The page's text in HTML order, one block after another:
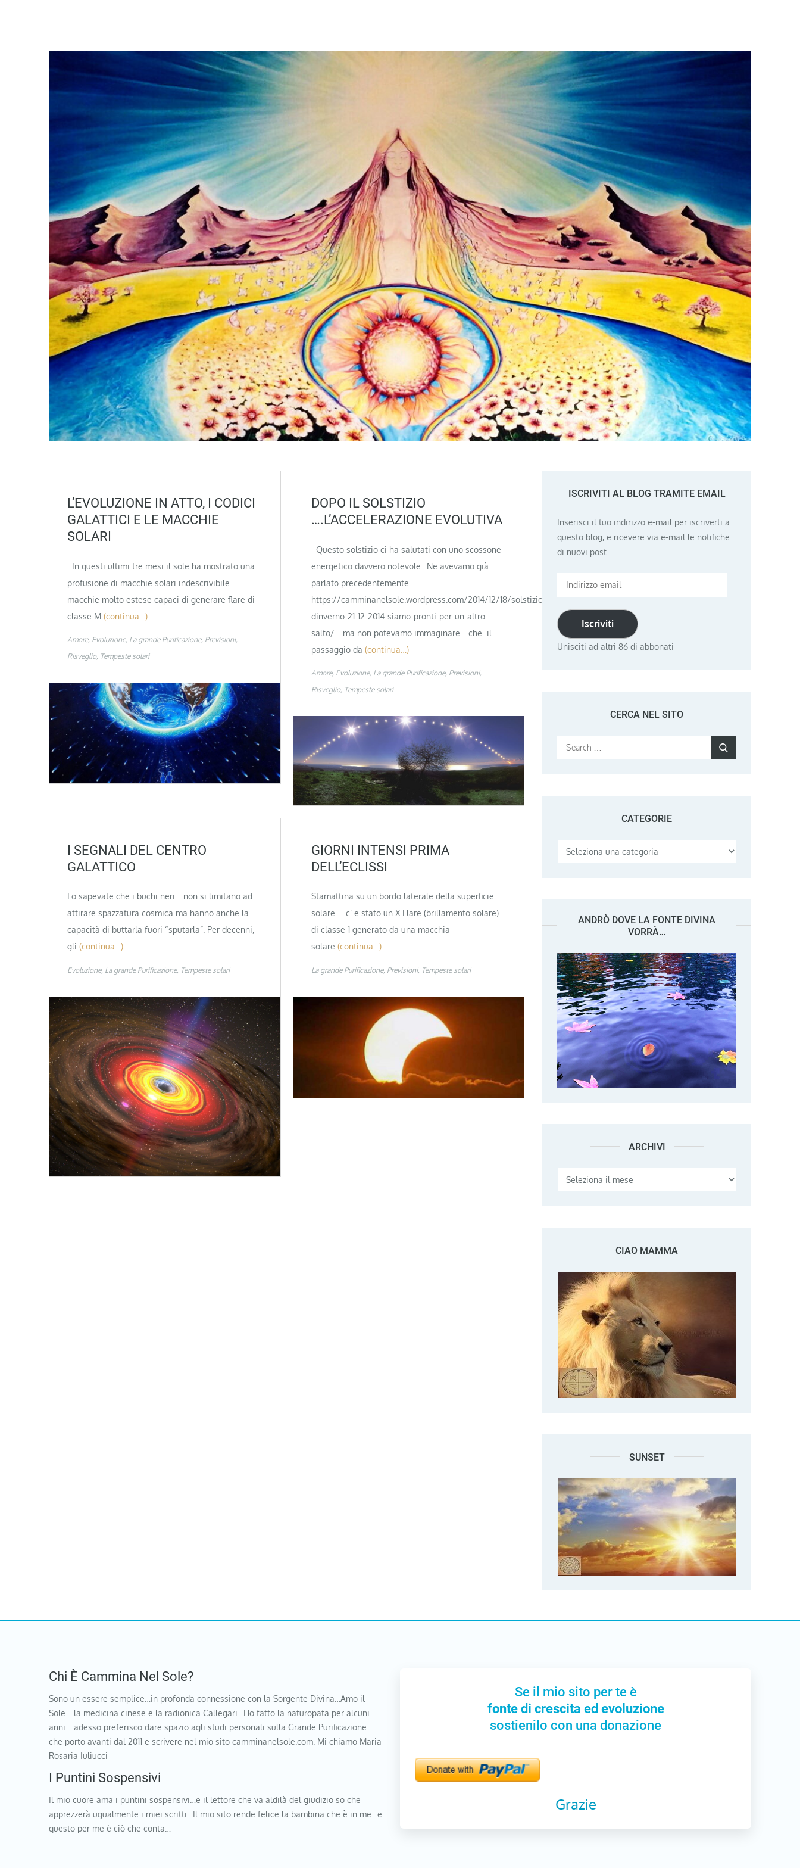
L’EVOLUZIONE IN ATTO, I CODICI
GALATTICI E LE MACCHIE
SOLARI
In questi ultimi tre mesi il sole ha mostrato una
profusione di macchie solari indescrivibile…
macchie molto estese capaci di generare flare di
classe M (continua…)
Amore Evoluzione La grande Purificazione Previsioni
Risveglio Tempeste solari
DOPO IL SOLSTIZIO
….L’ACCELERAZIONE EVOLUTIVA
Questo solstizio ci ha salutati con uno scossone
energetico davvero notevole…Ne avevamo già
parlato precedentemente
https://camminanelsole.wordpress.com/2014/12/18/solstizio-
dinverno-21-12-2014-siamo-pronti-per-un-altro-
salto/ …ma non potevamo immaginare …che il
passaggio da (continua…)
Amore Evoluzione La grande Purificazione Previsioni
Risveglio Tempeste solari
I SEGNALI DEL CENTRO
GALATTICO
Lo sapevate che i buchi neri… non si limitano ad
attirare spazzatura cosmica ma hanno anche la
capacità di buttarla fuori “sputarla”. Per decenni,
gli (continua…)
Evoluzione La grande Purificazione Tempeste solari
GIORNI INTENSI PRIMA
DELL’ECLISSI
Stamattina su un bordo laterale della superficie
solare … c’ e stato un X Flare (brillamento solare)
di classe 1 generato da una macchia
solare (continua…)
La grande Purificazione Previsioni Tempeste solari
ISCRIVITI AL BLOG TRAMITE EMAIL
Inserisci il tuo indirizzo e-mail per iscriverti a
questo blog, e ricevere via e-mail le notifiche
di nuovi post.
Indirizzo
Iscriviti
Unisciti ad altri 86 di abbonati
CERCA NEL SITO
Search
CATEGORIE
Categorie
ANDRÒ DOVE LA FONTE DIVINA
VORRÀ…
ARCHIVI Archivi
CIAO MAMMA
SUNSET
Chi È Cammina Nel Sole?
Sono un essere semplice…in profonda connessione con la Sorgente Divina…Amo il
Sole …la medicina cinese e la radionica Callegari…Ho fatto la naturopata per alcuni
anni …adesso preferisco dare spazio agli studi personali sulla Grande Purificazione
che porto avanti dal 2011 e scrivere nel mio sito camminanelsole.com. Mi chiamo Maria
Rosaria Iuliucci
I Puntini Sospensivi
Il mio cuore ama i puntini sospensivi…e il lettore che va aldilà del giudizio so che
apprezzerà ugualmente i miei scritti…Il mio sito rende felice la bambina che è in me…e
questo per me è ciò che conta…
Se il mio sito per te è
fonte di crescita ed evoluzione
sostienilo con una donazione
Grazie